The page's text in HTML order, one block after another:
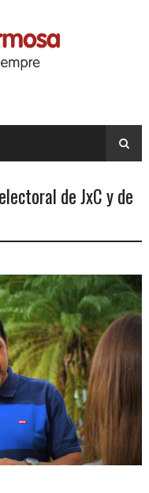
de JxC y de